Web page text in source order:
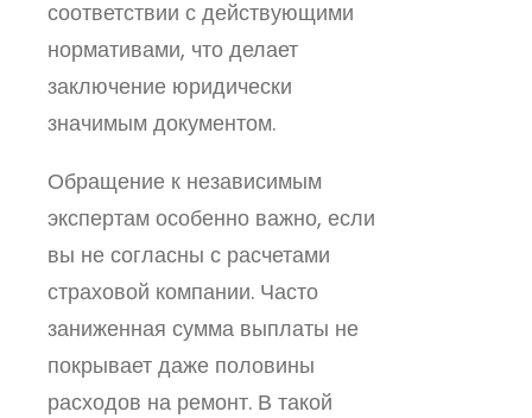
соответствии с действующими
нормативами, что делает
заключение юридически
значимым документом.
Обращение к независимым
экспертам особенно важно, если
вы не согласны с расчетами
страховой компании. Часто
заниженная сумма выплаты не
покрывает даже половины
расходов на ремонт. В такой